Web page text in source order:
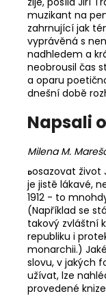
muzikant na
zahrnující jak
vyprávěná s
nadhledem a
neobrousil čas
a oparu
dnešní době
Napsali
Milena M.
Dosazovat život
je jistě lákavé,
1912 - to
(Například se
takový zvláštní
republiku i
monarchii.)
slovu, v jakých
užívat, lze
provedené